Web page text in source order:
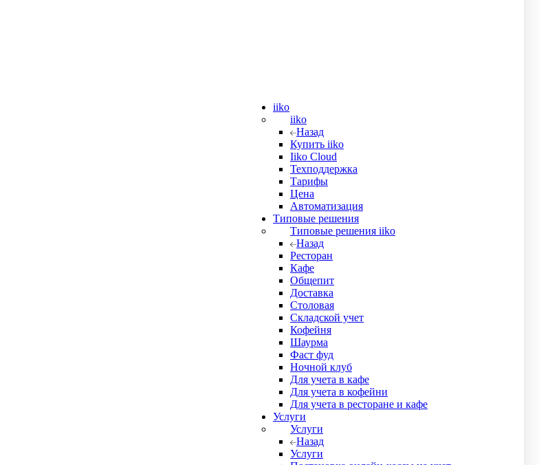
iiko
iiko
Назад
Купить iiko
Iiko Cloud
Техподдержка
Тарифы
Цена
Автоматизация
Типовые решения
Типовые решения iiko
Назад
Ресторан
Кафе
Общепит
Доставка
Столовая
Складской учет
Кофейня
Шаурма
Фаст фуд
Ночной клуб
Для учета в кафе
Для учета в кофейни
Для учета в ресторане и кафе
Услуги
Услуги
Назад
Услуги
предназначен для...
экономить на счетах ...
мощным двуядерным пр...